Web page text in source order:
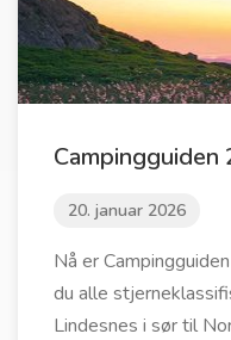
Campingguiden
20. januar 2026
Nå er
du alle
Lindesnes i sør til